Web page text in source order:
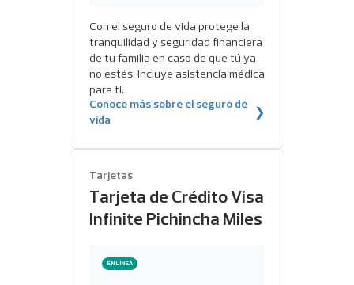
Con el seguro de vida protege la
tranquilidad y seguridad financiera
de tu familia en caso de que tú ya
no estés. Incluye asistencia médica
para ti.
Conoce más sobre el seguro de
vida
❯
Tarjeta de Crédito Visa
Infinite Pichincha Miles
Tarjetas
EN LÍNEA